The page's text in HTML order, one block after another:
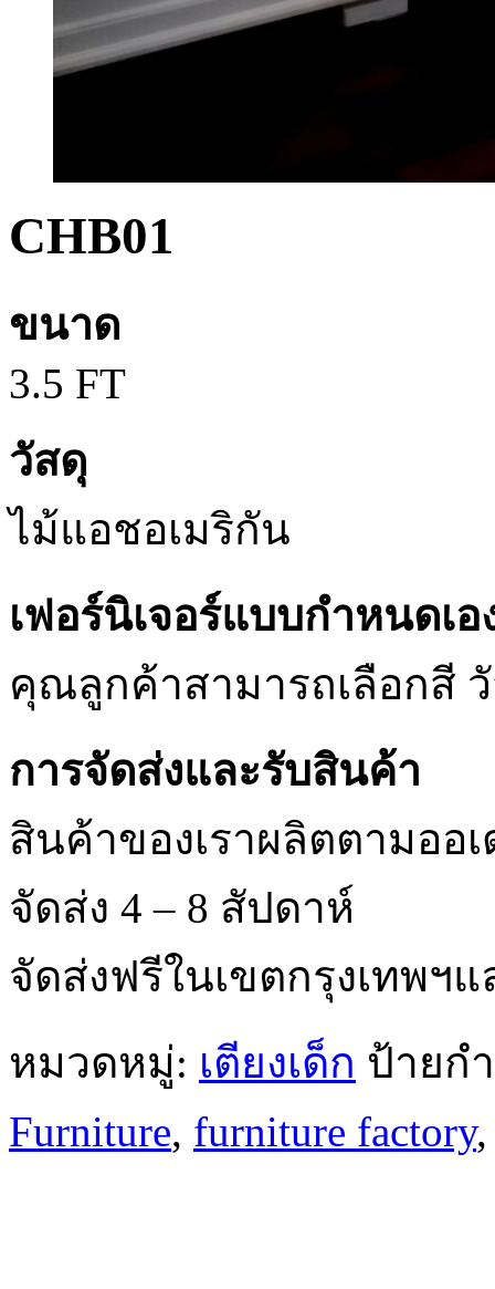
CHB01
ขนาด
3.5 FT
วัสดุ
ไม้แอชอเมริกัน
เฟอร์นิเจอร์แบบกำหนดเอ
คุณลูกค้าสามารถเลือกสี
การจัดส่งและรับสินค้า
สินค้าของเราผลิตตามออ
จัดส่ง 4 – 8 สัปดาห์
จัดส่งฟรีในเขตกรุงเทพฯ
หมวดหมู่: เตียงเด็ก ป้ายก
Furniture, furniture factory